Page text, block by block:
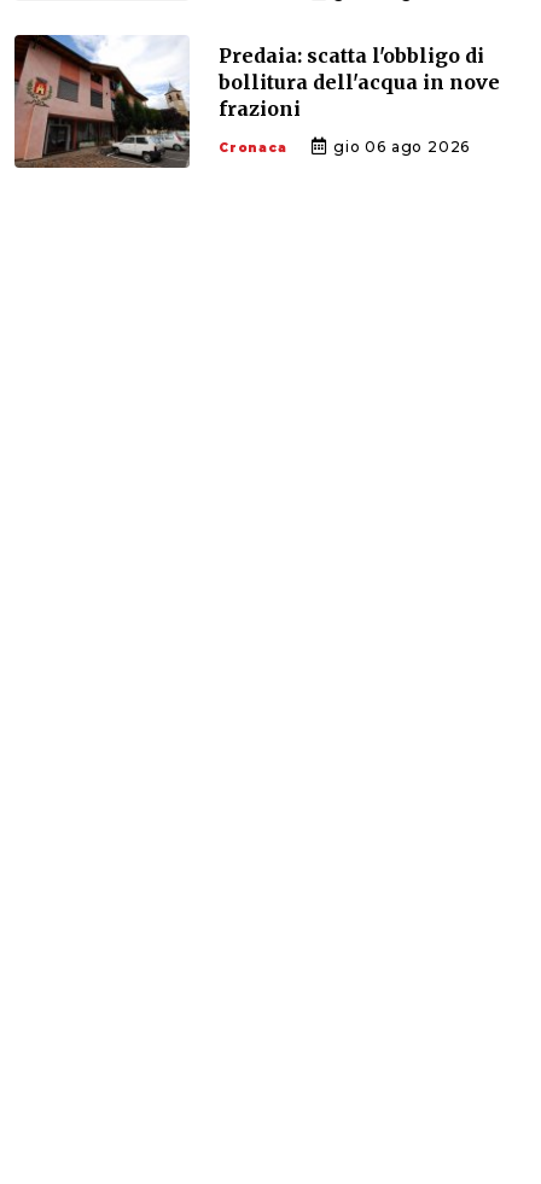
Predaia: scatta l'obbligo di
bollitura dell'acqua in nove
frazioni
Cronaca gio 06 ago 2026